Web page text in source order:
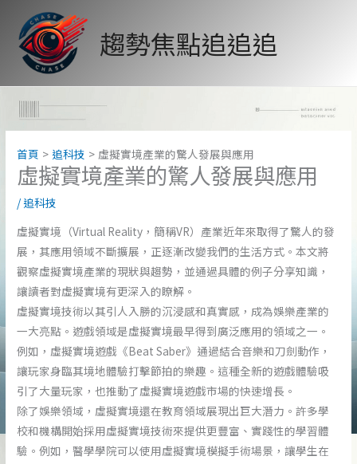
內
趨勢焦點追追追
首頁 追科技 虛擬實境產業的驚人發展與應用
虛擬實境產業的驚人發展與應用
/追科技
虛擬實境（Virtual Reality，簡稱VR）產業近年來取得了驚人的發
展，其應用領域不斷擴展，正逐漸改變我們的生活方式。本文將
觀察虛擬實境產業的現狀與趨勢，並通過具體的例子分享知識，
讓讀者對虛擬實境有更深入的瞭解。
虛擬實境技術以其引人入勝的沉浸感和真實感，成為娛樂產業的
一大亮點。遊戲領域是虛擬實境最早得到廣泛應用的領域之一。
例如，虛擬實境遊戲《Beat Saber》通過結合音樂和刀劍動作，
讓玩家身臨其境地體驗打擊節拍的樂趣。這種全新的遊戲體驗吸
引了大量玩家，也推動了虛擬實境遊戲市場的快速增長。
除了娛樂領域，虛擬實境還在教育領域展現出巨大潛力。許多學
校和機構開始採用虛擬實境技術來提供更豐富、實踐性的學習體
驗。例如，醫學學院可以使用虛擬實境模擬手術場景，讓學生在